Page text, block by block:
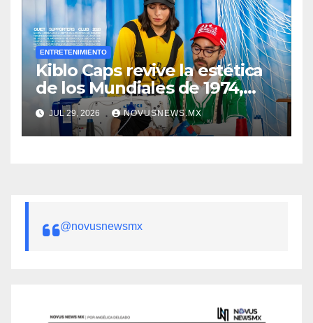
ENTRETENIMIENTO
Kiblo Caps revive la estética
de los Mundiales de 1974,
1986, 1990 y 1998
JUL 29, 2026 NOVUSNEWS.MX
@novusnewsmx